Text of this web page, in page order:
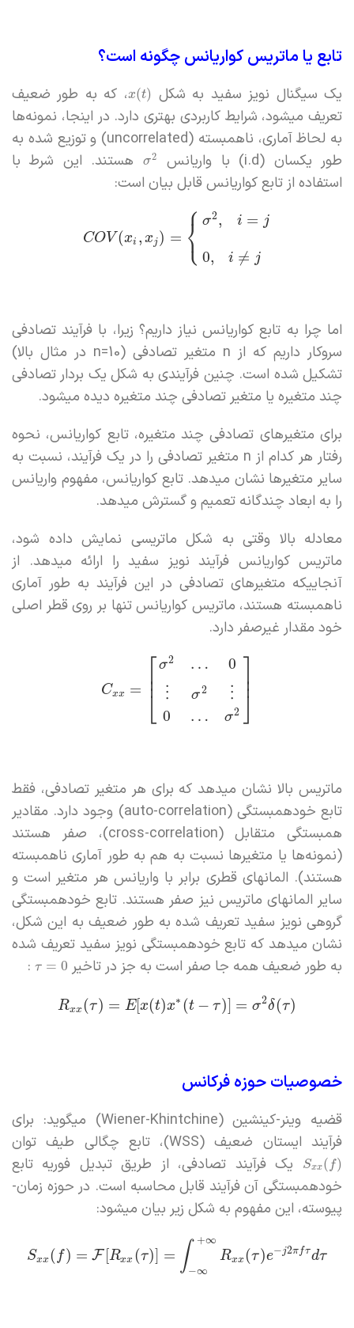
تابع یا ماتریس کواریانس چگونه است؟
یک سیگنال نویز سفید به شکل x(t)
، که به طور ضعیف
تعریف میشود، شرایط کاربردی بهتری دارد. در اینجا، نمونه‌ها
به لحاظ آماری، ناهمبسته (uncorrelated) و توزیع شده به
طور یکسان (i.d) با واریانس
σ2
هستند. این شرط با
استفاده از تابع کواریانس قابل بیان است:
COV (xi , xj ) = ⎧
⎩
⎨ σ2, i = j
0, i ≠ j
اما چرا به تابع کواریانس نیاز داریم؟ زیرا، با فرآیند تصادفی
سروکار داریم که از n متغیر تصادفی (n=10 در مثال بالا)
تشکیل شده است. چنین فرآیندی به شکل یک بردار تصادفی
چند متغیره یا متغیر تصادفی چند متغیره دیده میشود.
برای متغیرهای تصادفی چند متغیره، تابع کواریانس، نحوه
رفتار هر کدام از n متغیر تصادفی را در یک فرآیند، نسبت به
سایر متغیرها نشان میدهد. تابع کواریانس، مفهوم واریانس
را به ابعاد چندگانه تعمیم و گسترش میدهد.
معادله بالا وقتی به شکل ماتریسی نمایش داده شود،
ماتریس کواریانس فرآیند نویز سفید را ارائه میدهد. از
آنجاییکه متغیرهای تصادفی در این فرآیند به طور آماری
ناهمبسته هستند، ماتریس کواریانس تنها بر روی قطر اصلی
خود مقدار غیرصفر دارد.
Cxx = ⎡
⎣
⎢⎢
σ2
⋮
0
…
σ2
…
0
⋮
σ2
⎤
⎦⎥⎥
ماتریس بالا نشان میدهد که برای هر متغیر تصادفی، فقط
تابع خودهمبستگی (auto-correlation) وجود دارد. مقادیر
همبستگی متقابل (cross-correlation)، صفر هستند
(نمونه‌ها یا متغیرها نسبت به هم به طور آماری ناهمبسته
هستند). المانهای قطری برابر با واریانس هر متغیر است و
سایر المانهای ماتریس نیز صفر هستند. تابع خودهمبستگی
گروهی نویز سفید تعریف شده به طور ضعیف به این شکل،
نشان میدهد که تابع خودهمبستگی نویز سفید تعریف شده
به طور ضعیف همه جا صفر است به جز در تاخیر
τ = 0
:
Rxx (τ) = E[x(t)x∗ (t − τ)] = σ2δ(τ)
خصوصیات حوزه فرکانس
قضیه وینر-کینشین (Wiener-Khintchine) میگوید: برای
فرآیند ایستان ضعیف (WSS)، تابع چگالی طیف توان
Sxx( f)
یک فرآیند تصادفی، از طریق تبدیل فوریه تابع
خودهمبستگی آن فرآیند قابل محاسبه است. در حوزه زمان-
پیوسته، این مفهوم به شکل زیر بیان میشود:
Sxx ( f) = F [Rxx (τ)] = ∫ +∞
−∞
Rxx (τ)e−j2πfτdτ